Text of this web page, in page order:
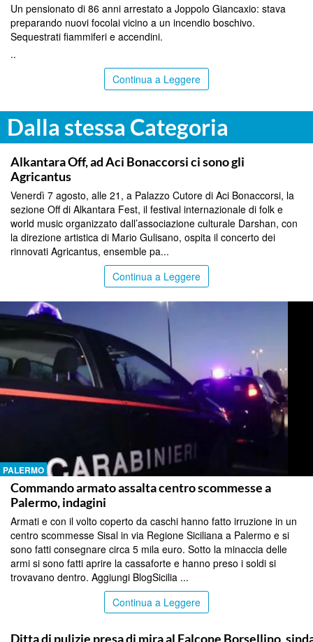
Un pensionato di 86 anni arrestato a Joppolo Giancaxio: stava
preparando nuovi focolai vicino a un incendio boschivo.
Sequestrati fiammiferi e accendini.
..
Continua a Leggere
Dalla stessa Categoria
PALERMO
Alkantara Off, ad Aci Bonaccorsi ci sono gli
Agricantus
Venerdì 7 agosto, alle 21, a Palazzo Cutore di Aci Bonaccorsi, la
sezione Off di Alkantara Fest, il festival internazionale di folk e
world music organizzato dall’associazione culturale Darshan, con
la direzione artistica di Mario Gulisano, ospita il concerto dei
rinnovati Agricantus, ensemble pa...
Continua a Leggere
PALERMO
Commando armato assalta centro scommesse a
Palermo, indagini
Armati e con il volto coperto da caschi hanno fatto irruzione in un
centro scommesse Sisal in via Regione Siciliana a Palermo e si
sono fatti consegnare circa 5 mila euro. Sotto la minaccia delle
armi si sono fatti aprire la cassaforte e hanno preso i soldi si
trovavano dentro. Aggiungi BlogSicilia ...
Continua a Leggere
Ditta di pulizie presa di mira al Falcone Borsellino,